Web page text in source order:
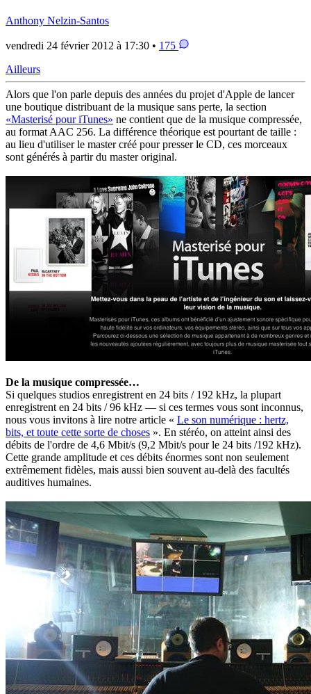
Anthony Nelzin-Santos
vendredi 24 février 2012 à 17:30 • 175
Ailleurs
Alors que l'on parle depuis des années du projet d'Apple de lancer
une boutique distribuant de la musique sans perte, la section
«Masterisé pour iTunes» ne contient que de la musique compressée,
au format AAC 256. La différence théorique est pourtant de taille :
au lieu d'utiliser le master créé pour presser le CD, ces morceaux
sont générés à partir du master original.
De la musique compressée…
Si quelques studios enregistrent en 24 bits / 192 kHz, la plupart
enregistrent en 24 bits / 96 kHz — si ces termes vous sont inconnus,
nous vous invitons à lire notre article « Le son numérique : hertz,
bits, et toute cette sorte de choses ». En stéréo, on atteint ainsi des
débits de l'ordre de 4,6 Mbit/s (9,2 Mbit/s pour le 24 bits /192 kHz).
Cette grande amplitude et ces débits énormes sont non seulement
extrêmement fidèles, mais aussi bien souvent au-delà des facultés
auditives humaines.